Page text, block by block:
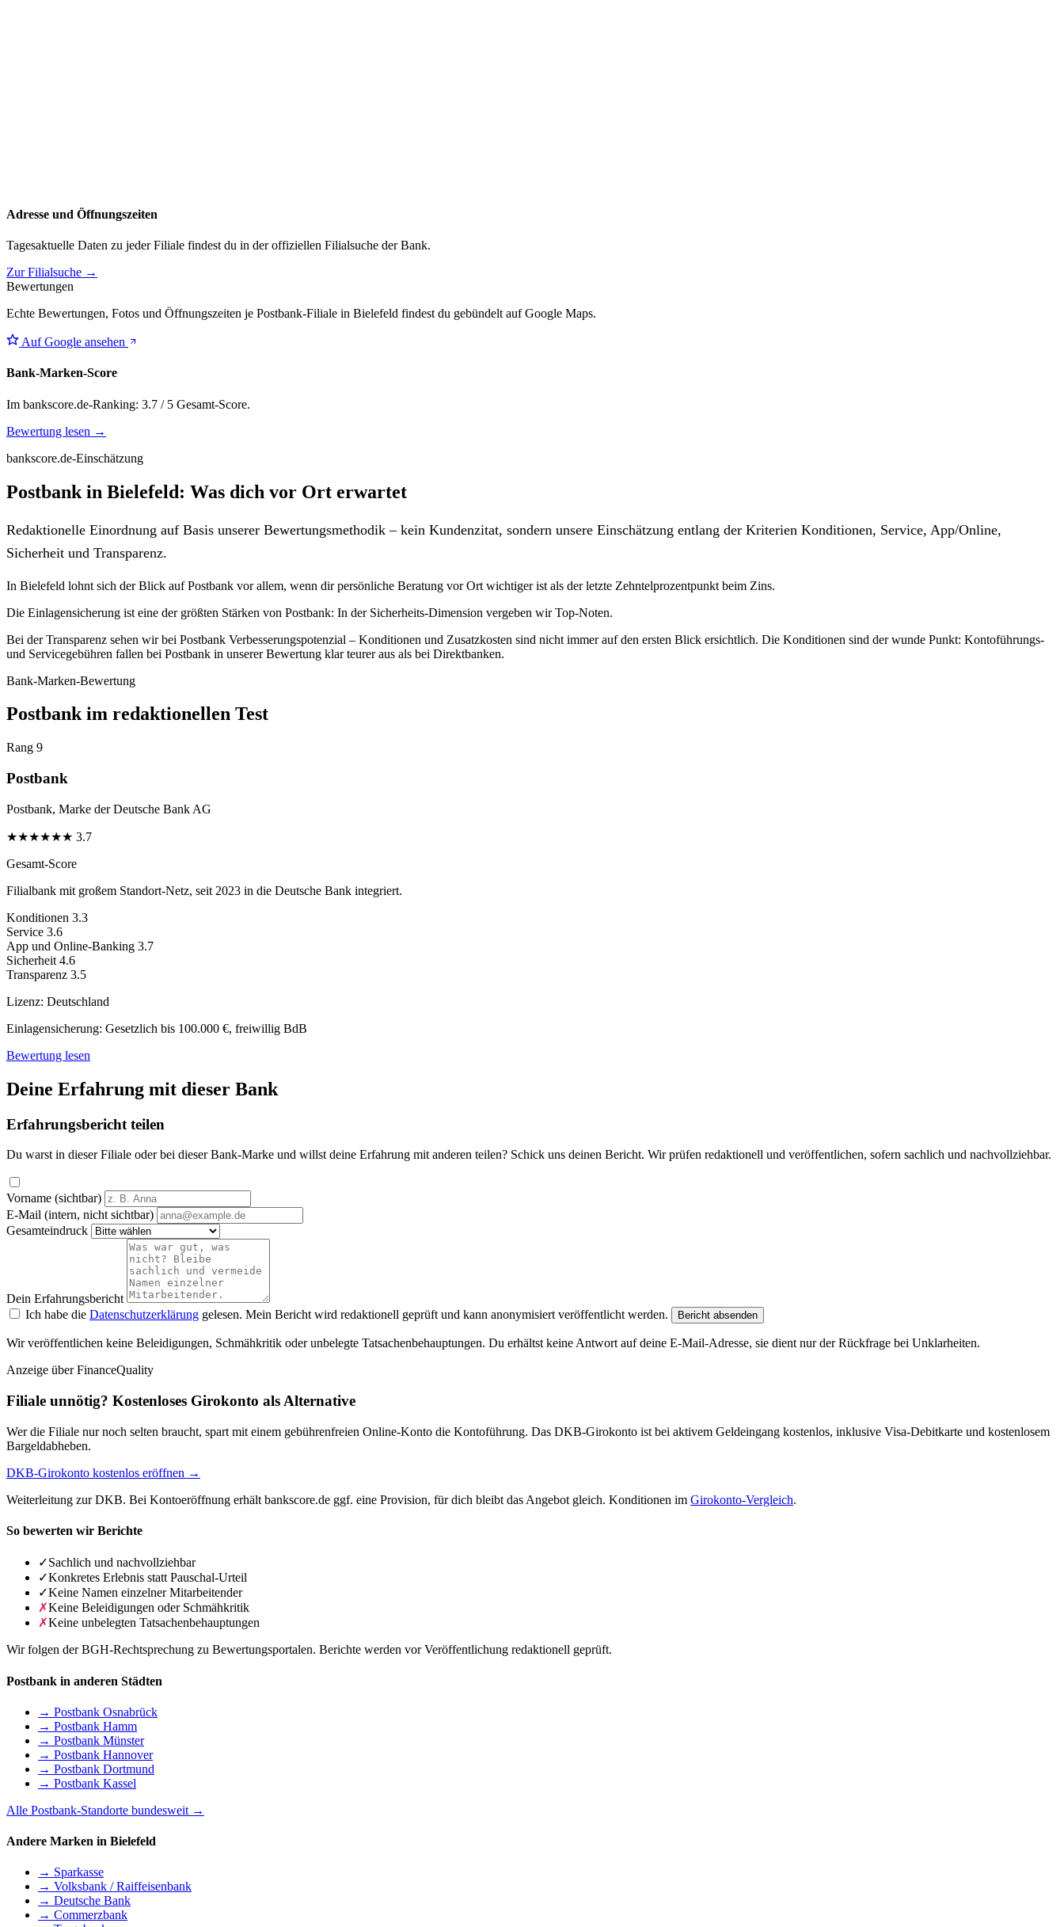
Adresse und Öffnungszeiten
Tagesaktuelle Daten zu jeder Filiale findest du in der offiziellen Filialsuche der Bank.
Zur Filialsuche →
Bewertungen
Echte Bewertungen, Fotos und Öffnungszeiten je Postbank-Filiale in Bielefeld findest du gebündelt auf Google Maps.
Auf Google ansehen
Bank-Marken-Score
Im bankscore.de-Ranking: 3.7 / 5 Gesamt-Score.
Bewertung lesen →
bankscore.de-Einschätzung
Postbank in Bielefeld: Was dich vor Ort erwartet
Redaktionelle Einordnung auf Basis unserer Bewertungsmethodik – kein Kundenzitat, sondern unsere Einschätzung entlang der Kriterien Konditionen, Service, App/Online,
Sicherheit und Transparenz.
In Bielefeld lohnt sich der Blick auf Postbank vor allem, wenn dir persönliche Beratung vor Ort wichtiger ist als der letzte Zehntelprozentpunkt beim Zins.
Die Einlagensicherung ist eine der größten Stärken von Postbank: In der Sicherheits-Dimension vergeben wir Top-Noten.
Bei der Transparenz sehen wir bei Postbank Verbesserungspotenzial – Konditionen und Zusatzkosten sind nicht immer auf den ersten Blick ersichtlich. Die Konditionen sind der wunde Punkt: Kontoführungs-
und Servicegebühren fallen bei Postbank in unserer Bewertung klar teurer aus als bei Direktbanken.
Bank-Marken-Bewertung
Postbank im redaktionellen Test
Rang 9
Postbank
Postbank, Marke der Deutsche Bank AG
★★★★★★ 3.7
Gesamt-Score
Filialbank mit großem Standort-Netz, seit 2023 in die Deutsche Bank integriert.
Konditionen 3.3
Service 3.6
App und Online-Banking 3.7
Sicherheit 4.6
Transparenz 3.5
Lizenz: Deutschland
Einlagensicherung: Gesetzlich bis 100.000 €, freiwillig BdB
Bewertung lesen
Deine Erfahrung mit dieser Bank
Erfahrungsbericht teilen
Du warst in dieser Filiale oder bei dieser Bank-Marke und willst deine Erfahrung mit anderen teilen? Schick uns deinen Bericht. Wir prüfen redaktionell und veröffentlichen, sofern sachlich und nachvollziehbar.
Vorname (sichtbar)
E-Mail (intern, nicht sichtbar)
Gesamteindruck
Dein Erfahrungsbericht
Ich habe die Datenschutzerklärung gelesen. Mein Bericht wird redaktionell geprüft und kann anonymisiert veröffentlicht werden. Bericht absenden
Wir veröffentlichen keine Beleidigungen, Schmähkritik oder unbelegte Tatsachenbehauptungen. Du erhältst keine Antwort auf deine E-Mail-Adresse, sie dient nur der Rückfrage bei Unklarheiten.
Anzeige über FinanceQuality
Filiale unnötig? Kostenloses Girokonto als Alternative
Wer die Filiale nur noch selten braucht, spart mit einem gebührenfreien Online-Konto die Kontoführung. Das DKB-Girokonto ist bei aktivem Geldeingang kostenlos, inklusive Visa-Debitkarte und kostenlosem
Bargeldabheben.
DKB-Girokonto kostenlos eröffnen →
Weiterleitung zur DKB. Bei Kontoeröffnung erhält bankscore.de ggf. eine Provision, für dich bleibt das Angebot gleich. Konditionen im Girokonto-Vergleich.
So bewerten wir Berichte
✓Sachlich und nachvollziehbar
✓Konkretes Erlebnis statt Pauschal-Urteil
✓Keine Namen einzelner Mitarbeitender
✗Keine Beleidigungen oder Schmähkritik
✗Keine unbelegten Tatsachenbehauptungen
Wir folgen der BGH-Rechtsprechung zu Bewertungsportalen. Berichte werden vor Veröffentlichung redaktionell geprüft.
Postbank in anderen Städten
→ Postbank Osnabrück
→ Postbank Hamm
→ Postbank Münster
→ Postbank Hannover
→ Postbank Dortmund
→ Postbank Kassel
Alle Postbank-Standorte bundesweit →
Andere Marken in Bielefeld
→ Sparkasse
→ Volksbank / Raiffeisenbank
→ Deutsche Bank
→ Commerzbank